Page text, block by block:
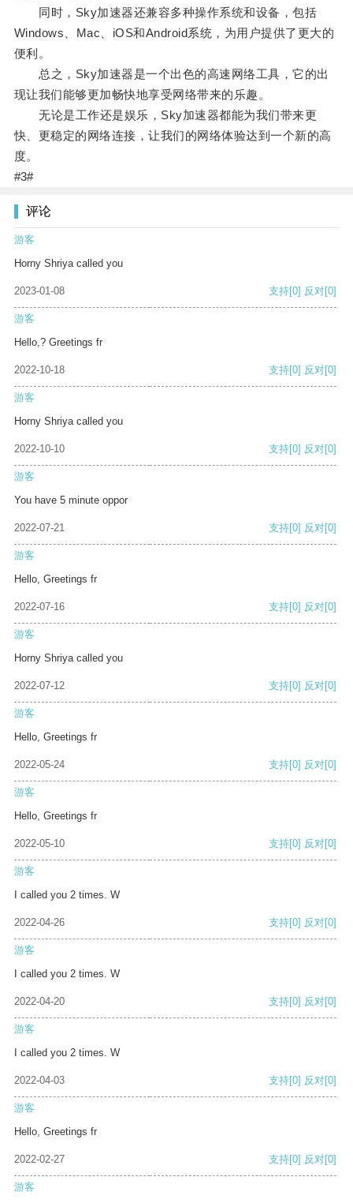
同时，Sky加速器还兼容多种操作系统和设备，包括
Windows、Mac、iOS和Android系统，为用户提供了更大的
便利。
总之，Sky加速器是一个出色的高速网络工具，它的出
现让我们能够更加畅快地享受网络带来的乐趣。
无论是工作还是娱乐，Sky加速器都能为我们带来更
快、更稳定的网络连接，让我们的网络体验达到一个新的高
度。
#3#
评论
游客
Horny Shriya called you
2023-01-08 支持[0] 反对[0]
游客
Hello,? Greetings fr
2022-10-18 支持[0] 反对[0]
游客
Horny Shriya called you
2022-10-10 支持[0] 反对[0]
游客
You have 5 minute oppor
2022-07-21 支持[0] 反对[0]
游客
Hello, Greetings fr
2022-07-16 支持[0] 反对[0]
游客
Horny Shriya called you
2022-07-12 支持[0] 反对[0]
游客
Hello, Greetings fr
2022-05-24 支持[0] 反对[0]
游客
Hello, Greetings fr
2022-05-10 支持[0] 反对[0]
游客
I called you 2 times. W
2022-04-26 支持[0] 反对[0]
游客
I called you 2 times. W
2022-04-20 支持[0] 反对[0]
游客
I called you 2 times. W
2022-04-03 支持[0] 反对[0]
游客
Hello, Greetings fr
2022-02-27 支持[0] 反对[0]
游客